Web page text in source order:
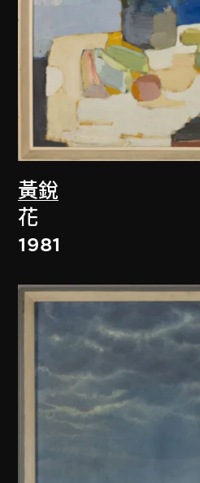
黃銳
花
1981